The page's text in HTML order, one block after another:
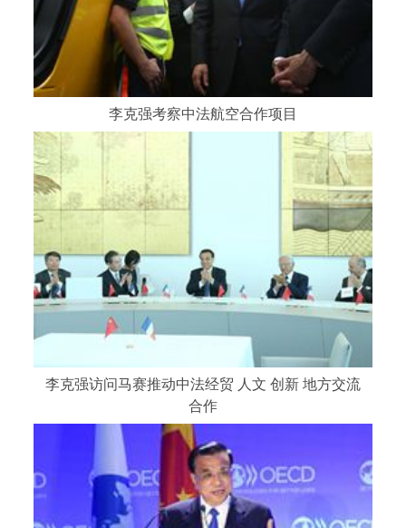
李克强考察中法航空合作项目
李克强访问马赛推动中法经贸 人文 创新 地方交流
合作